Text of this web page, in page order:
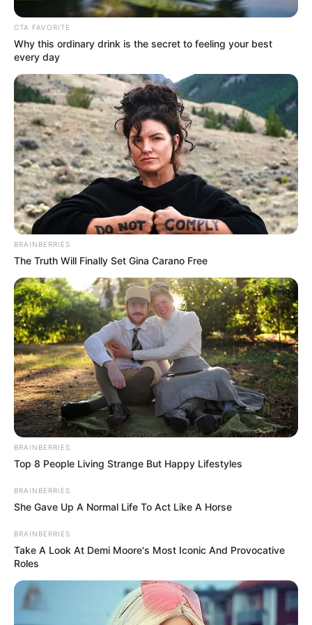
ΑΠΟΨΕΙΣ ΔΙΕΘΝΗ ΥΠΕΡΒΑΤΙΚΟ
ΟΙ ΠΟΛΕΜΙΣΤΕΣ ΔΕΝ ΠΡΟΕΤΟΙΜΑΖΟΝΤΑΙ
ΜΕ ΧΑΔΙΑ.
ΟΛΑ ΟΣΑ ΖΟΥΜΕ ΣΤΙΣ ΜΕΡΕΣ ΜΑΣ ΔΕΝ ΕΙΝΑΙ ΤΙΠΟΤΑ ΑΛΛΟ
ΑΠΟ ΤΗΝ ΕΚΠΑΙΔΕΥΣΗ ΜΑΣ. ΚΑΙ ΜΙΛΑΩ ΚΑΘΑΡΑ ΓΙΑ ΤΟΥΣ
ΦΩΤΕΙΝΟΥΣ ΑΝΘΡΩΠΟΥΣ. ΑΥΤΟΥΣ ΠΟΥ ΦΕΡΟΥΝ ΜΕΣΑ...
ΔΙΕΘΝΗ ΜΗΝΥΜΑΤΑ ΦΩΤΕΙΝΩΝ ΟΝΤΟΤΗΤΩΝ
ΙΡΙΔΙΖΟΝΤΕΣ ΘΩΡΑΚΕΣ ΠΟΛΕΜΙΣΤΩΝ
ΑΝΤΑΝΑΚΛΟΥΝ ΤΟ ΦΩΣ ΣΤΟ ΣΤΕΡΕΩΜΑ
ΚΑΙ ΣΦΡΑΓΙΖΟΥΝ ΤΗΝ ΝΥΧΤΑ.
ΤΟ ΦΩΣ ΗΡΘΕ ΓΙΑ ΝΑ ΜΕΙΝΕΙ. ΚΑΙ ΒΓΗΚΕ ΝΙΚΗΤΗΣ.
CTA FAVORITE
Why this ordinary drink is the secret to feeling your best
every day
BRAINBERRIES
The Truth Will Finally Set Gina Carano Free
BRAINBERRIES
Top 8 People Living Strange But Happy Lifestyles
BRAINBERRIES
She Gave Up A Normal Life To Act Like A Horse
BRAINBERRIES
Take A Look At Demi Moore's Most Iconic And Provocative
Roles